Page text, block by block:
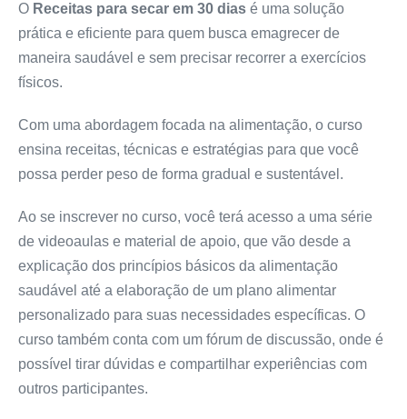
O Receitas para secar em 30 dias é uma solução
prática e eficiente para quem busca emagrecer de
maneira saudável e sem precisar recorrer a exercícios
físicos.
Com uma abordagem focada na alimentação, o curso
ensina receitas, técnicas e estratégias para que você
possa perder peso de forma gradual e sustentável.
Ao se inscrever no curso, você terá acesso a uma série
de videoaulas e material de apoio, que vão desde a
explicação dos princípios básicos da alimentação
saudável até a elaboração de um plano alimentar
personalizado para suas necessidades específicas. O
curso também conta com um fórum de discussão, onde é
possível tirar dúvidas e compartilhar experiências com
outros participantes.